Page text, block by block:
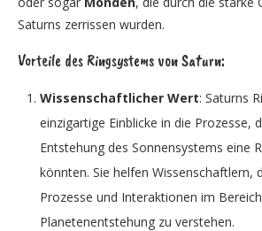
Saturns zerrissen wurden.
Vorteile des Ringsystems von Saturn:
Wissenschaftlicher Wert: Saturns
einzigartige Einblicke in die Prozesse,
Entstehung des Sonnensystems eine
könnten. Sie helfen Wissenschaftlern,
Prozesse und Interaktionen im
Planetenentstehung zu verstehen.